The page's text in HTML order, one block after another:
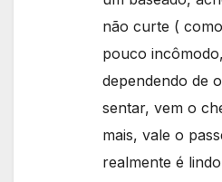
não curte (
pouco
dependendo de
sentar, vem o
mais, vale o
realmente é